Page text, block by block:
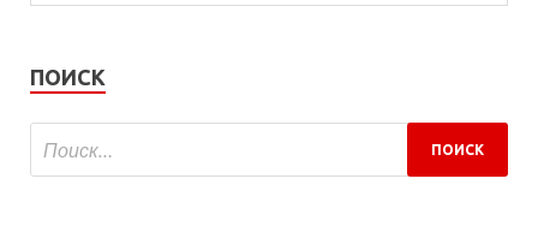
ПОИСК